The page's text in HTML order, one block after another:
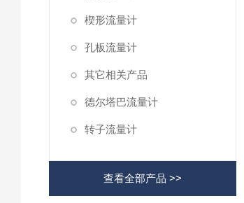
楔形流量计
孔板流量计
其它相关产品
德尔塔巴流量计
转子流量计
查看全部产品 >>